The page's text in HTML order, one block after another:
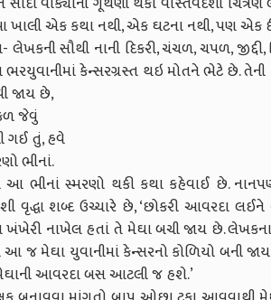
એક કથા નથી, એક ઘટના નથી, પણ એક
લેખકની સૌથી નાની દિકરી, ચંચળ, ચપળ,
ભરયુવાનીમાં કેન્સરગ્રસ્ત થઇ મોતને ભેટે છે.
જાય છે,
જેવું
ગઈ તું, હવે
ભીનાં.
ભીનાં સ્મરણો થકી કથા કહેવાઈ છે.
વૃદ્ધા શબ્દ ઉચ્ચારે છે, ‘છોકરી આવરદા
ખંખેરી નાખેલ હતાં તે મેઘા બચી જાય છે.
જ મેઘા યુવાનીમાં કેન્સરનો કોળિયો બની
આવરદા બસ આટલી જ હશે.’